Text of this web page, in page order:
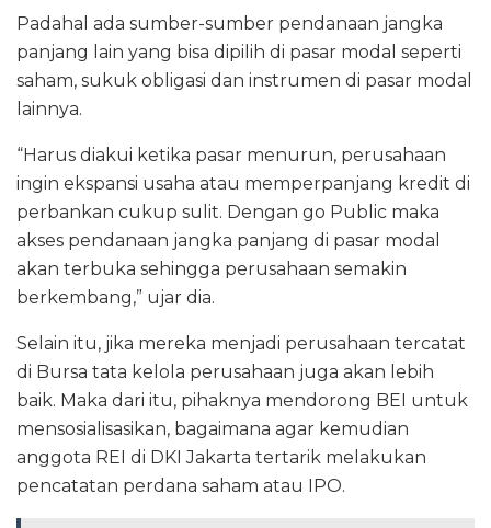
Padahal ada sumber-sumber pendanaan jangka
panjang lain yang bisa dipilih di pasar modal seperti
saham, sukuk obligasi dan instrumen di pasar modal
lainnya.
“Harus diakui ketika pasar menurun, perusahaan
ingin ekspansi usaha atau memperpanjang kredit di
perbankan cukup sulit. Dengan go Public maka
akses pendanaan jangka panjang di pasar modal
akan terbuka sehingga perusahaan semakin
berkembang,” ujar dia.
Selain itu, jika mereka menjadi perusahaan tercatat
di Bursa tata kelola perusahaan juga akan lebih
baik. Maka dari itu, pihaknya mendorong BEI untuk
mensosialisasikan, bagaimana agar kemudian
anggota REI di DKI Jakarta tertarik melakukan
pencatatan perdana saham atau IPO.